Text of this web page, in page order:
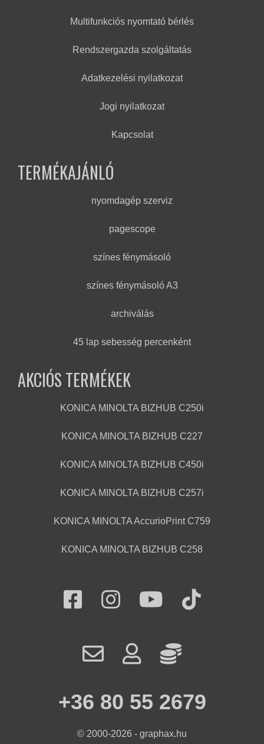
Multifunkciós nyomtató bérlés
Rendszergazda szolgáltatás
Adatkezelési nyilatkozat
Jogi nyilatkozat
Kapcsolat
TERMÉKAJÁNLÓ
nyomdagép szerviz
pagescope
színes fénymásoló
színes fénymásoló A3
archiválás
45 lap sebesség percenként
AKCIÓS TERMÉKEK
KONICA MINOLTA BIZHUB C250i
KONICA MINOLTA BIZHUB C227
KONICA MINOLTA BIZHUB C450i
KONICA MINOLTA BIZHUB C257i
KONICA MINOLTA AccurioPrint C759
KONICA MINOLTA BIZHUB C258
+36 80 55 2679
© 2000-2026 - graphax.hu